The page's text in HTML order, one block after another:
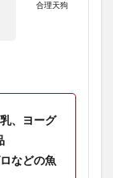
合理天狗
、ヨーグ
などの魚